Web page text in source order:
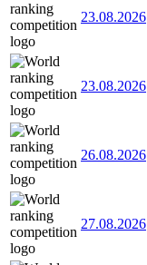
23.08.2026
23.08.2026
26.08.2026
27.08.2026